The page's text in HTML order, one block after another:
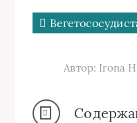
Автор: Irona